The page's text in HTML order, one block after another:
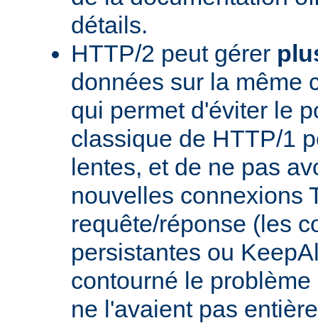
détails.
HTTP/2 peut gérer
données sur la même
qui permet d'éviter le
classique de HTTP/1
lentes, et de ne pas
nouvelles connexions
requête/réponse (les
persistantes ou
contourné le
ne l'avaient pas